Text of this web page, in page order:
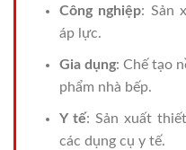
Công nghiệp: Sản
áp lực.
Gia dụng: Chế tạo
phẩm nhà bếp.
Y tế: Sản xuất
các dụng cụ y tế.